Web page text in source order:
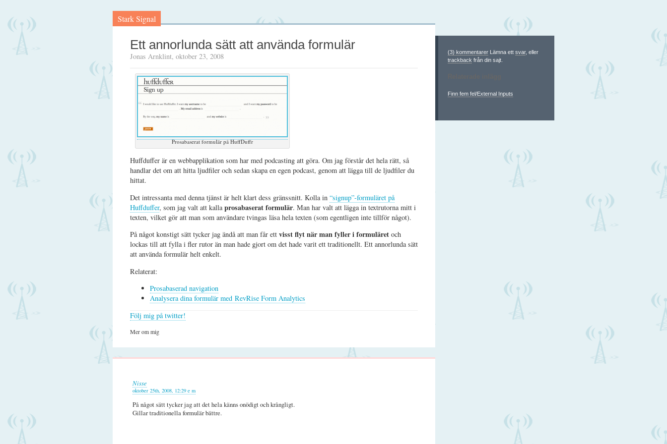
Stark Signal
Ett annorlunda sätt att använda formulär
Jonas Arnklint, oktober 23, 2008
Prosabaserat formulär på HuffDuffr
Huffduffer är en webbapplikation som har med podcasting att göra. Om jag förstår det hela rätt, så
handlar det om att hitta ljudfiler och sedan skapa en egen podcast, genom att lägga till de ljudfiler du
hittat.
Det intressanta med denna tjänst är helt klart dess gränssnitt. Kolla in “signup”-formuläret på
Huffduffer, som jag valt att kalla prosabaserat formulär. Man har valt att lägga in textrutorna mitt i
texten, vilket gör att man som användare tvingas läsa hela texten (som egentligen inte tillför något).
På något konstigt sätt tycker jag ändå att man får ett visst flyt när man fyller i formuläret och
lockas till att fylla i fler rutor än man hade gjort om det hade varit ett traditionellt. Ett annorlunda sätt
att använda formulär helt enkelt.
Relaterat:
Prosabaserad navigation
Analysera dina formulär med RevRise Form Analytics
Följ mig på twitter!
Mer om mig
Nisse
oktober 25th, 2008, 12:29 e m
På något sätt tycker jag att det hela känns onödigt och krångligt.
Gillar traditionella formulär bättre.
(3) kommentarer Lämna ett svar, eller
trackback från din sajt.
Finn fem fel/External Inputs